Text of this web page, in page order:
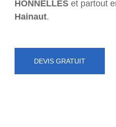
HONNELLES et partout
Hainaut.
DEVIS GRATUIT